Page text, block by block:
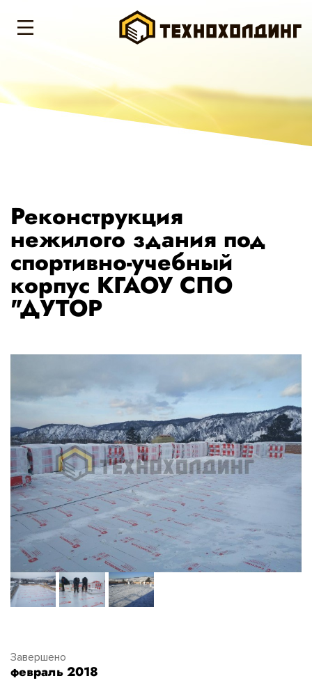
Реконструкция
нежилого здания под
спортивно-учебный
корпус КГАОУ СПО
"ДУТОР
Завершено
февраль 2018